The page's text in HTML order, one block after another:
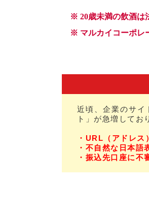
近頃、企業のサイ
ト」が急増してお
・URL（アドレ
・不自然な日本語
・振込先口座に不